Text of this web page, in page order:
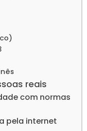
reais
com normas
pela internet